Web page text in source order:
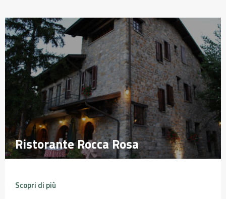
Ristorante Rocca Rosa
Ristorante Rocca Rosa
Scopri di più